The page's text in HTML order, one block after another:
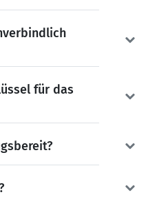
für das